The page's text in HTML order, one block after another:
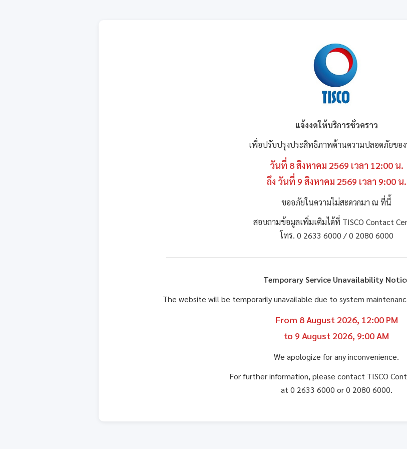
แจ้งงดให้บริการชั่วคราว
เพื่อปรับปรุงประสิทธิภาพด้านความปลอดภัยขอ
วันที่ 8 สิงหาคม 2569 เวลา 12:00 น.
ถึง วันที่ 9 สิงหาคม 2569 เวลา 9:00 น.
ขออภัยในความไม่สะดวกมา ณ ที่นี้
สอบถามข้อมูลเพิ่มเติมได้ที่ TISCO Contact
โทร. 0 2633 6000 / 0 2080 6000
Temporary Service Unavailability
The website will be temporarily unavailable due to system
From 8 August 2026, 12:00 PM
to 9 August 2026, 9:00 AM
We apologize for any inconvenience.
For further information, please contact TISCO
at 0 2633 6000 or 0 2080 6000.